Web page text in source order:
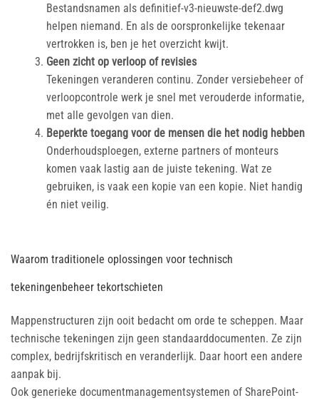
Bestandsnamen als definitief-v3-nieuwste-def2.dwg
helpen niemand. En als de oorspronkelijke tekenaar
vertrokken is, ben je het overzicht kwijt.
Geen zicht op verloop of revisies
Tekeningen veranderen continu. Zonder versiebeheer of
verloopcontrole werk je snel met verouderde informatie,
met alle gevolgen van dien.
Beperkte toegang voor de mensen die het nodig hebben
Onderhoudsploegen, externe partners of monteurs
komen vaak lastig aan de juiste tekening. Wat ze
gebruiken, is vaak een kopie van een kopie. Niet handig
én niet veilig.
Waarom traditionele oplossingen voor technisch
tekeningenbeheer tekortschieten
Mappenstructuren zijn ooit bedacht om orde te scheppen. Maar
technische tekeningen zijn geen standaarddocumenten. Ze zijn
complex, bedrijfskritisch en veranderlijk. Daar hoort een andere
aanpak bij.
Ook generieke documentmanagementsystemen of SharePoint-